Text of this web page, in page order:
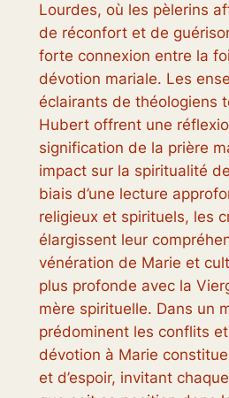
Lourdes, où les pèlerins
de réconfort et de
forte connexion entre la
dévotion mariale. Les
éclairants de théologiens
Hubert offrent une
signification de la prière
impact sur la spiritualité
biais d’une lecture
religieux et spirituels, les
élargissent leur
vénération de Marie et
plus profonde avec la
mère spirituelle. Dans un
prédominent les conflits
dévotion à Marie
et d’espoir, invitant